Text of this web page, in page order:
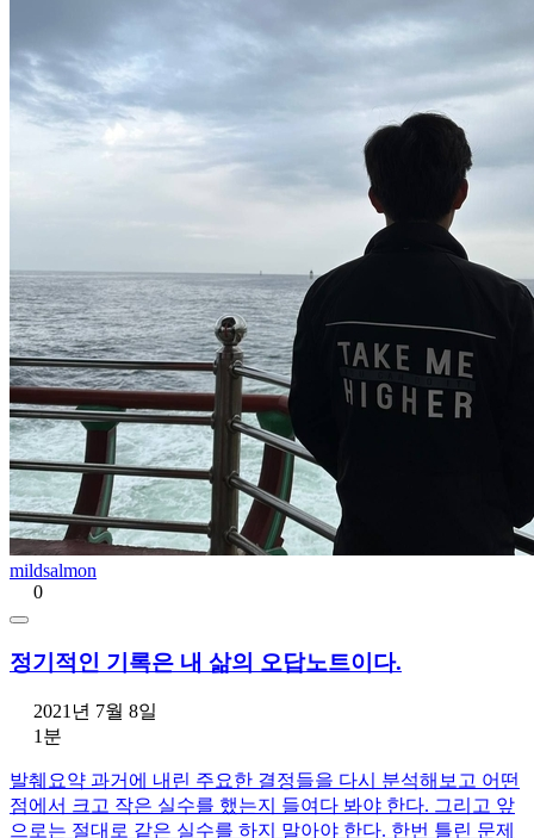
mildsalmon
0
정기적인 기록은 내 삶의 오답노트이다.
2021년 7월 8일
1분
발췌요약 과거에 내린 주요한 결정들을 다시 분석해보고 어떤
점에서 크고 작은 실수를 했는지 들여다 봐야 한다. 그리고 앞
으로는 절대로 같은 실수를 하지 말아야 한다. 한번 틀린 문제